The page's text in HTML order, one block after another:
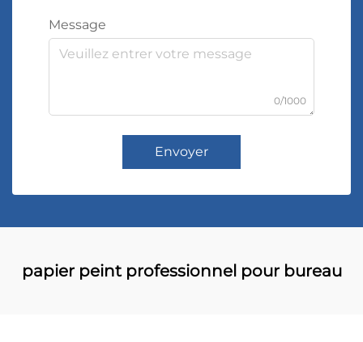
Message
0/1000
Envoyer
papier peint professionnel pour bureau